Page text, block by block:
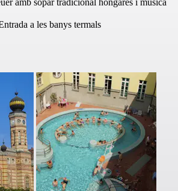
amb sopar tradicional hongarès i música
a les banys termals